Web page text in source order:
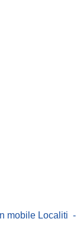
mobile Localiti -